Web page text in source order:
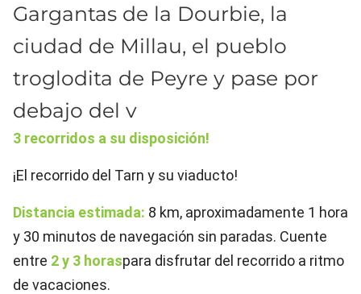
Gargantas de la Dourbie, la
ciudad de Millau, el pueblo
troglodita de Peyre y pase por
debajo del v
3 recorridos a su disposición!
¡El recorrido del Tarn y su viaducto!
Distancia estimada: 8 km, aproximadamente 1 hora
y 30 minutos de navegación sin paradas. Cuente
entre 2 y 3 horaspara disfrutar del recorrido a ritmo
de vacaciones.